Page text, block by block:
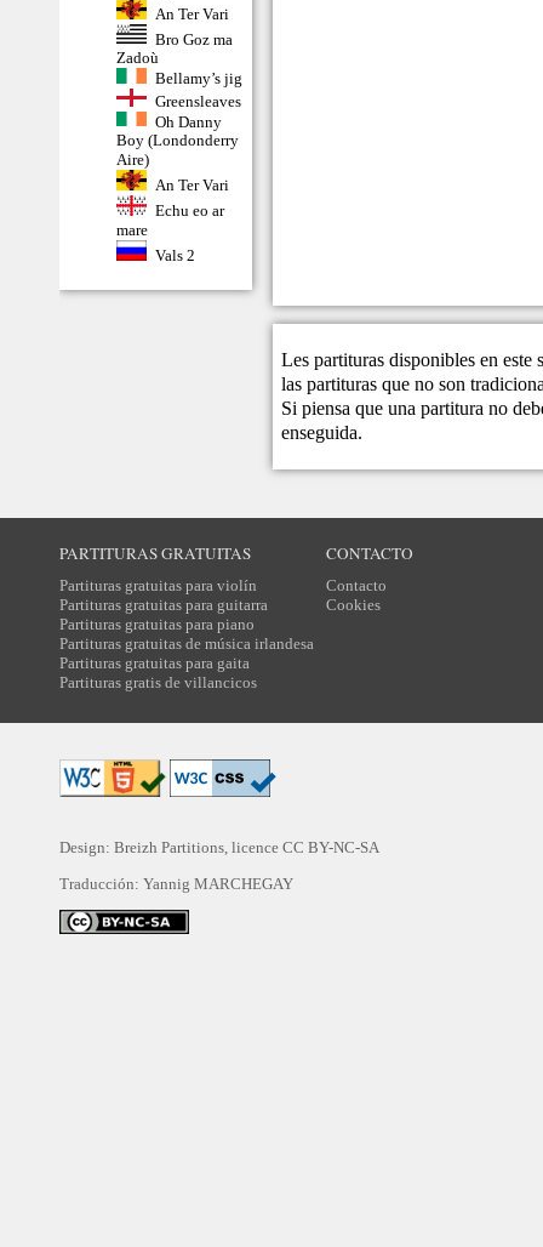
An Ter Vari
Bro Goz ma
Zadoù
Bellamy’s jig
Greensleaves
Oh Danny
Boy (Londonderry
Aire)
An Ter Vari
Echu eo ar
mare
Vals 2
Les partituras disponibles en este
las partituras que no son
Si piensa que una partitura no
enseguida.
PARTITURAS GRATUITAS
Partituras gratuitas para violín
Partituras gratuitas para guitarra
Partituras gratuitas para piano
Partituras gratuitas de música irlandesa
Partituras gratuitas para gaita
Partituras gratis de villancicos
CONTACTO
Contacto
Cookies
Design: Breizh Partitions, licence CC BY-NC-SA
Traducción: Yannig MARCHEGAY